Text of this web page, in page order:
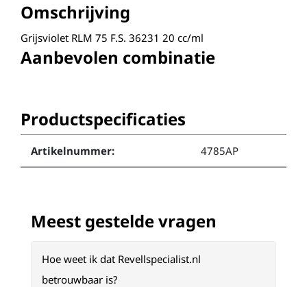
Omschrijving
Grijsviolet RLM 75 F.S. 36231 20 cc/ml
Aanbevolen combinatie
Productspecificaties
Artikelnummer: 4785AP
Meest gestelde vragen
Hoe weet ik dat Revellspecialist.nl
betrouwbaar is?